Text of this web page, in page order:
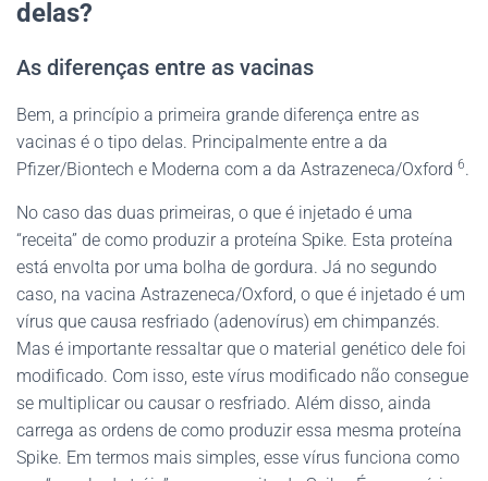
delas?
As diferenças entre as vacinas
Bem, a princípio a primeira grande diferença entre as
vacinas é o tipo delas. Principalmente entre a da
Pfizer/Biontech e Moderna com a da Astrazeneca/Oxford 6.
No caso das duas primeiras, o que é injetado é uma
“receita” de como produzir a proteína Spike. Esta proteína
está envolta por uma bolha de gordura. Já no segundo
caso, na vacina Astrazeneca/Oxford, o que é injetado é um
vírus que causa resfriado (adenovírus) em chimpanzés.
Mas é importante ressaltar que o material genético dele foi
modificado. Com isso, este vírus modificado não consegue
se multiplicar ou causar o resfriado. Além disso, ainda
carrega as ordens de como produzir essa mesma proteína
Spike. Em termos mais simples, esse vírus funciona como